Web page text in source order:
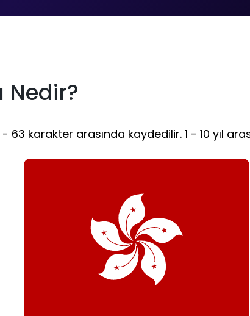
Nedir?
63 karakter arasında kaydedilir. 1 - 10 yıl